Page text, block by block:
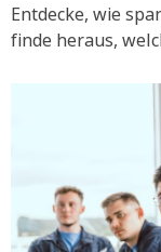
Entdecke, wie
finde heraus,